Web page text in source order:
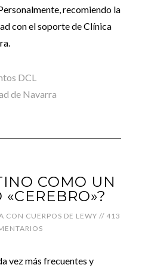
recomiendo la
con el soporte de Clínica
DCL
de Navarra
COMO UN
CON CUERPOS DE LEWY // 413
vez más frecuentes y